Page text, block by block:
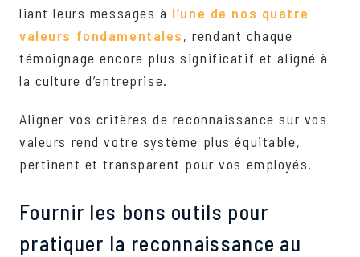
liant leurs messages à l’une de nos quatre
valeurs fondamentales, rendant chaque
témoignage encore plus significatif et aligné à
la culture d’entreprise.
Aligner vos critères de reconnaissance sur vos
valeurs rend votre système plus équitable,
pertinent et transparent pour vos employés.
Fournir les bons outils pour
pratiquer la reconnaissance au